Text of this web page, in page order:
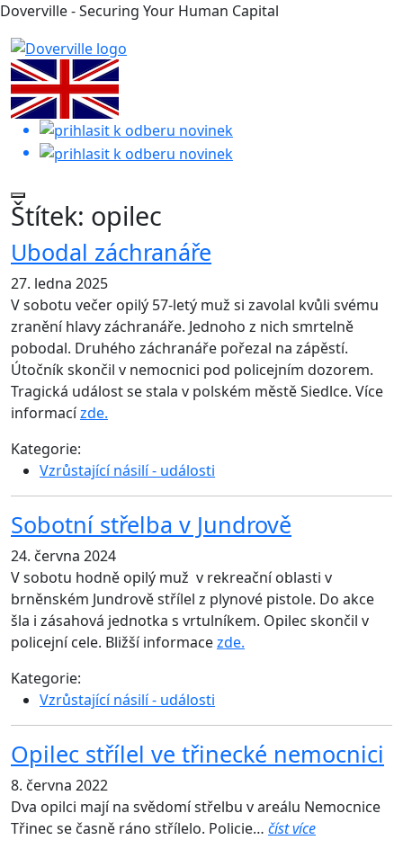
Doverville - Securing Your Human Capital
Štítek: opilec
Ubodal záchranáře
27. ledna 2025
V sobotu večer opilý 57-letý muž si zavolal kvůli svému
zranění hlavy záchranáře. Jednoho z nich smrtelně
pobodal. Druhého záchranáře pořezal na zápěstí.
Útočník skončil v nemocnici pod policejním dozorem.
Tragická událost se stala v polském městě Siedlce. Více
informacízde.
Kategorie:
Vzrůstající násilí - události
Sobotní střelba v Jundrově
24. června 2024
V sobotu hodně opilý muž v rekreační oblasti v
brněnském Jundrově střílel z plynové pistole. Do akce
šla i zásahová jednotka s vrtulníkem. Opilec skončil v
policejní cele. Bližší informacezde.
Kategorie:
Vzrůstající násilí - události
Opilec střílel ve třinecké nemocnici
8. června 2022
Dva opilci mají na svědomí střelbu v areálu Nemocnice
Třinec se časně ráno střílelo. Policie… číst více